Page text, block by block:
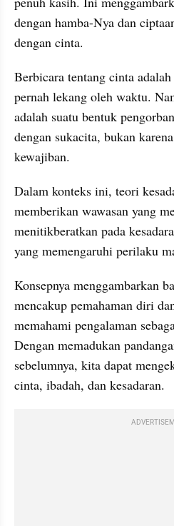
dengan hamba-Nya dan
dengan cinta.
Berbicara tentang cinta
pernah lekang oleh waktu.
adalah suatu bentuk
dengan sukacita, bukan
kewajiban.
Dalam konteks ini, teori
memberikan wawasan yang
menitikberatkan pada
yang memengaruhi perilaku
Konsepnya menggambarkan
mencakup pemahaman diri
memahami pengalaman
Dengan memadukan
sebelumnya, kita dapat
cinta, ibadah, dan kesadaran.